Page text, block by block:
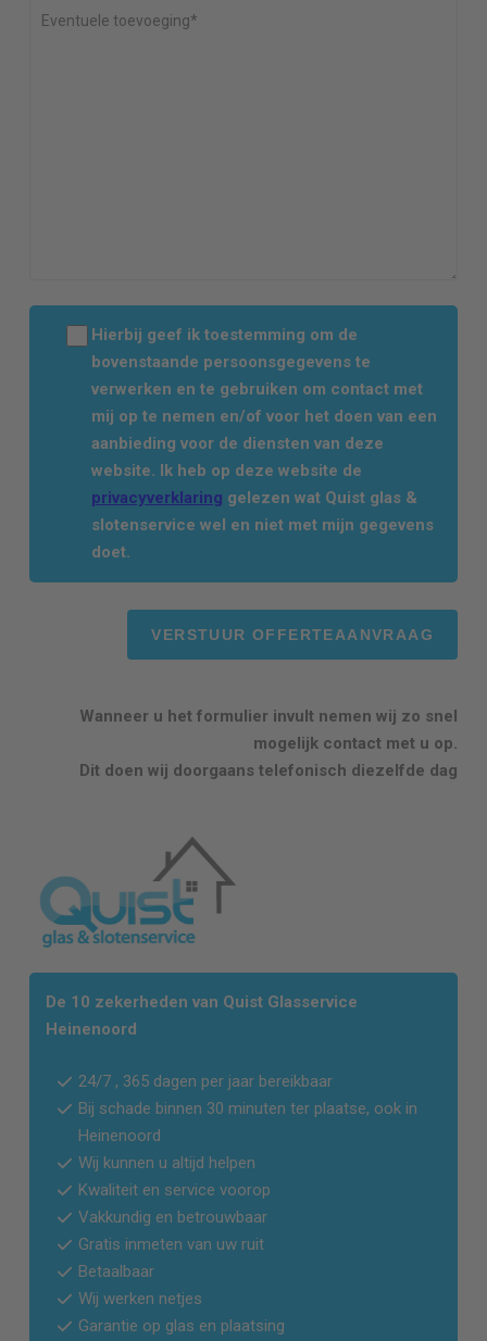
Hierbij geef ik toestemming om de
bovenstaande persoonsgegevens te
verwerken en te gebruiken om contact met
mij op te nemen en/of voor het doen van een
aanbieding voor de diensten van deze
website. Ik heb op deze website de
privacyverklaring gelezen wat Quist glas &
slotenservice wel en niet met mijn gegevens
doet.
Wanneer u het formulier invult nemen wij zo snel
mogelijk contact met u op.
Dit doen wij doorgaans telefonisch diezelfde dag
De 10 zekerheden van Quist Glasservice
Heinenoord
24/7 , 365 dagen per jaar bereikbaar
Bij schade binnen 30 minuten ter plaatse, ook in
Heinenoord
Wij kunnen u altijd helpen
Kwaliteit en service voorop
Vakkundig en betrouwbaar
Gratis inmeten van uw ruit
Betaalbaar
Wij werken netjes
Garantie op glas en plaatsing